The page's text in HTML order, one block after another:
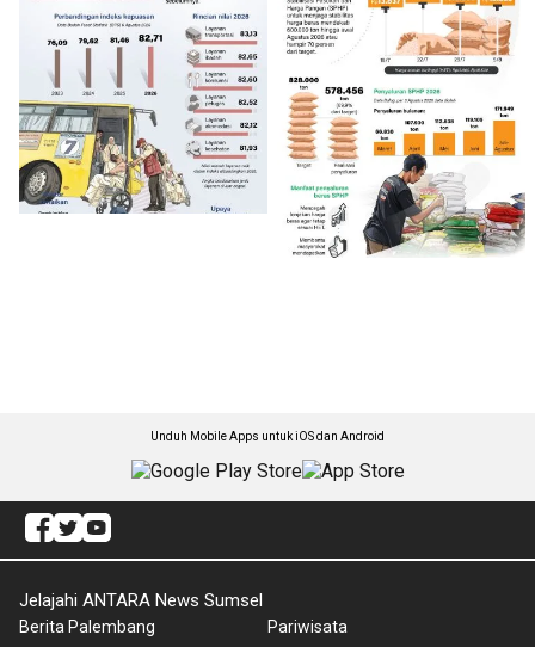
Unduh Mobile Apps untuk iOS dan Android
Jelajahi ANTARA News Sumsel
Berita Palembang
Pariwisata